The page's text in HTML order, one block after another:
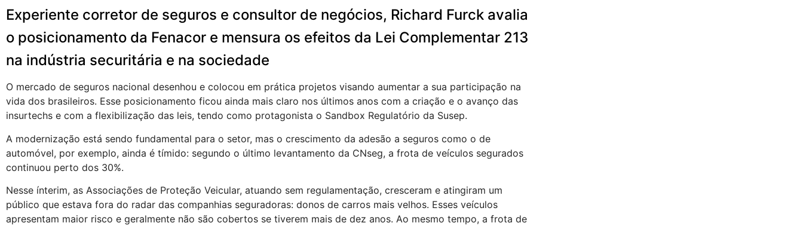
Experiente corretor de seguros e consultor de negócios, Richard Furck avalia
o posicionamento da Fenacor e mensura os efeitos da Lei Complementar 213
na indústria securitária e na sociedade
O mercado de seguros nacional desenhou e colocou em prática projetos visando aumentar a sua participação na
vida dos brasileiros. Esse posicionamento ficou ainda mais claro nos últimos anos com a criação e o avanço das
insurtechs e com a flexibilização das leis, tendo como protagonista o Sandbox Regulatório da Susep.
A modernização está sendo fundamental para o setor, mas o crescimento da adesão a seguros como o de
automóvel, por exemplo, ainda é tímido: segundo o último levantamento da CNseg, a frota de veículos segurados
continuou perto dos 30%.
Nesse ínterim, as Associações de Proteção Veicular, atuando sem regulamentação, cresceram e atingiram um
público que estava fora do radar das companhias seguradoras: donos de carros mais velhos. Esses veículos
apresentam maior risco e geralmente não são cobertos se tiverem mais de dez anos. Ao mesmo tempo, a frota de